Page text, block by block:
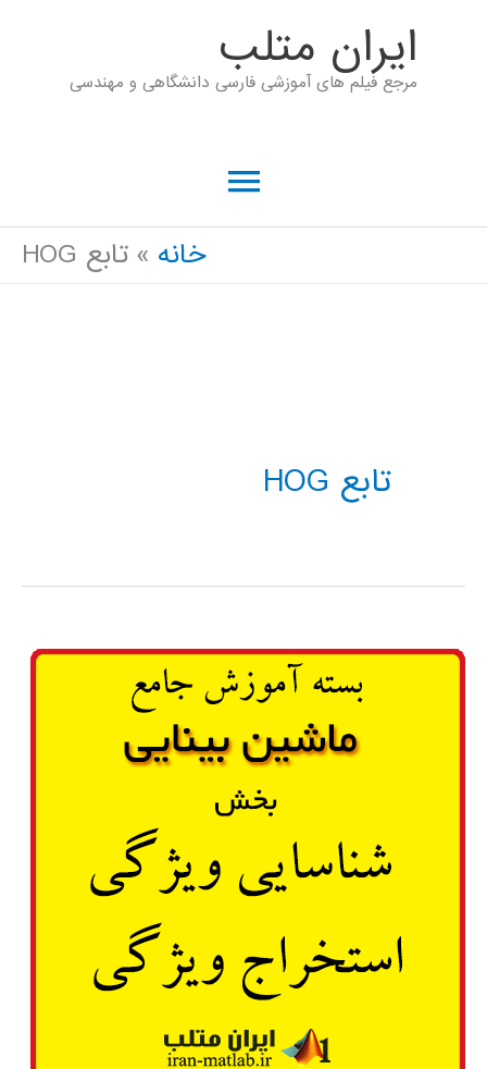
ايران متلب
مرجع فیلم های آموزشی فارسی دانشگاهی و مهندسی
فهرست
اصلی
خانه تابع HOG
تابع HOG